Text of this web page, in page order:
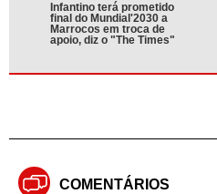
Infantino terá prometido
final do Mundial'2030 a
Marrocos em troca de
apoio, diz o "The Times"
COMENTÁRIOS